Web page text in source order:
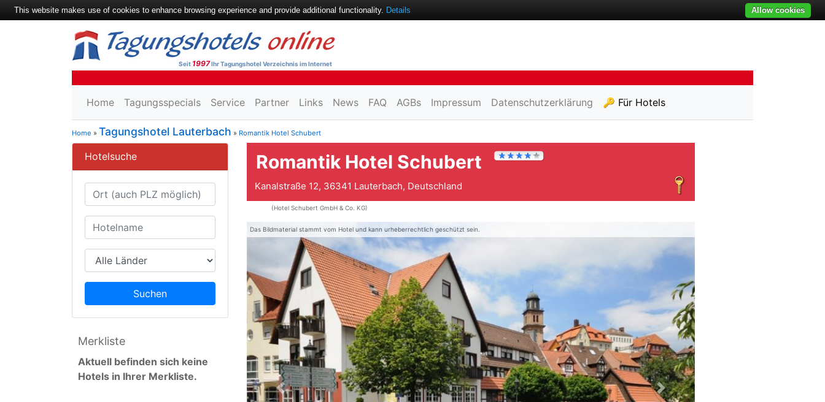
Seit 1997Ihr Tagungshotel Verzeichnis im Internet
Home Tagungsspecials Service Partner Links News FAQ AGBs Impressum Datenschutzerklärung 🔑 Für Hotels
Home » Tagungshotel Lauterbach » Romantik Hotel Schubert
Hotelsuche
Suchen
Merkliste
Aktuell befinden sich keine
Hotels in Ihrer Merkliste.
Romantik Hotel Schubert
Kanalstraße 12, 36341 Lauterbach, Deutschland
(Hotel Schubert GmbH & Co. KG)
Das Bildmaterial stammt vom Hotel und kann urheberrechtlich geschützt sein.
Zurück Weiter
This website makes use of cookies to enhance browsing experience and provide additional functionality. Details Allow cookies